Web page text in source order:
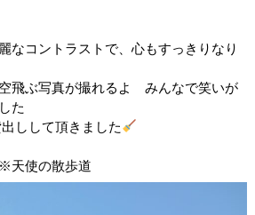
なコントラストで、心もすっきりなり
飛ぶ写真が撮れるよ みんなで笑いが
た
しして頂きました
天使の散歩道